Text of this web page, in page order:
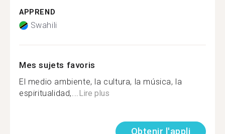
APPREND
Swahili
Mes sujets favoris
El medio ambiente, la cultura, la música, la
espiritualidad,...Lire plus
Obtenir l'appli